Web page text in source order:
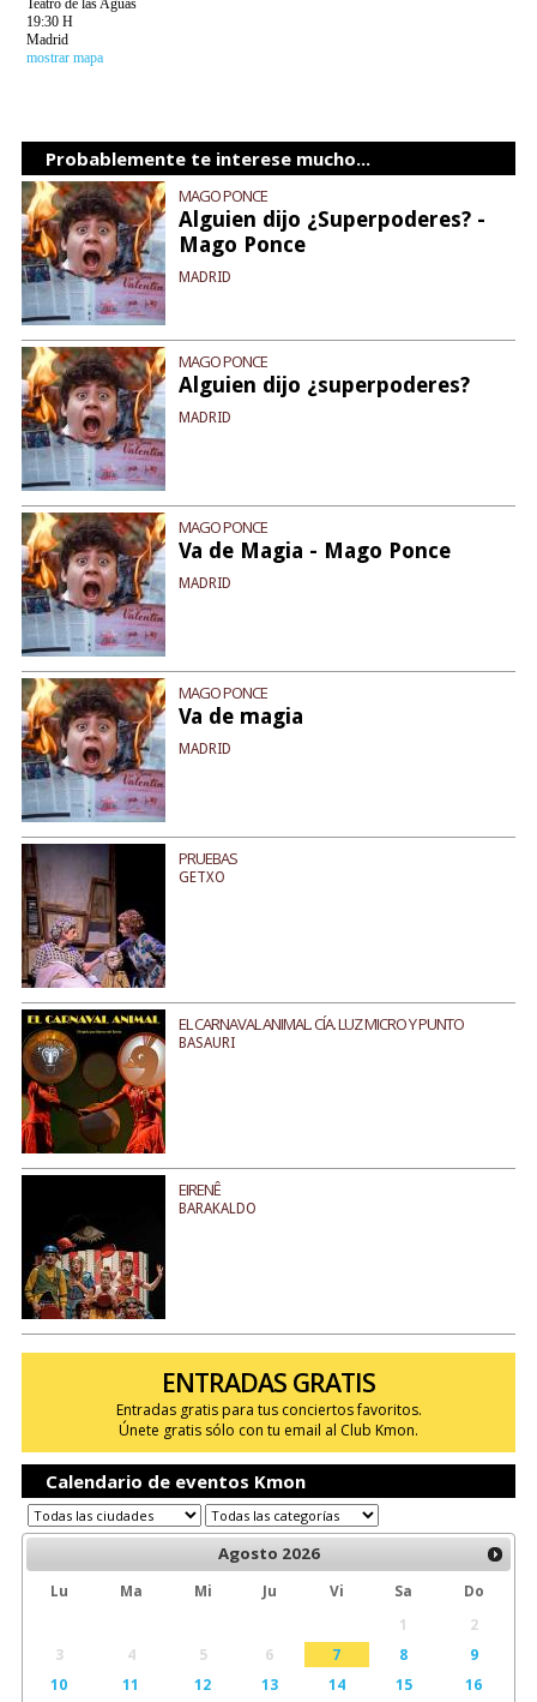
Teatro de las Aguas
19:30 H
Madrid
mostrar mapa
Probablemente te interese mucho...
MAGO PONCE
Alguien dijo ¿Superpoderes? -
Mago Ponce
MADRID
MAGO PONCE
Alguien dijo ¿superpoderes?
MADRID
MAGO PONCE
Va de Magia - Mago Ponce
MADRID
MAGO PONCE
Va de magia
MADRID
PRUEBAS
GETXO
EL CARNAVAL ANIMAL. CÍA. LUZ MICRO Y PUNTO
BASAURI
EIRENÊ
BARAKALDO
ENTRADAS GRATIS
Entradas gratis para tus conciertos favoritos.
Únete gratis sólo con tu email al Club Kmon.
Calendario de eventos Kmon
Agosto 2026
Lu Ma Mi Ju Vi Sa
Do
1
2
3
4 5 6 7 8
9
10
11 12 13 14 15
16